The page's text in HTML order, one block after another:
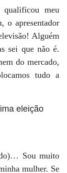
qualificou meu
o apresentador
Alguém
sei que não é.
do mercado,
tudo a
eleição
Sou muito
mulher. Se